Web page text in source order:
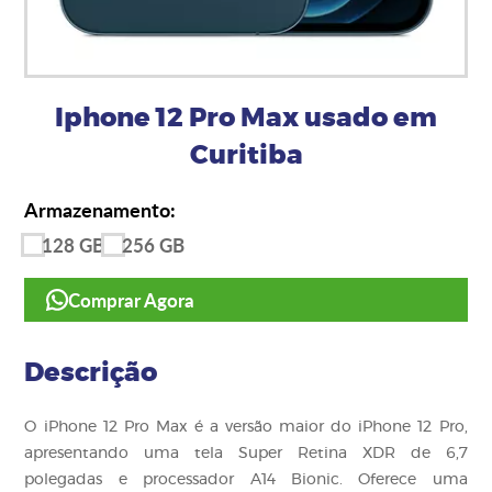
Iphone 12 Pro Max usado em
Curitiba
Armazenamento:
128 GB 256 GB
Comprar Agora
Descrição
O iPhone 12 Pro Max é a versão maior do iPhone 12 Pro,
apresentando uma tela Super Retina XDR de 6,7
polegadas e processador A14 Bionic. Oferece uma